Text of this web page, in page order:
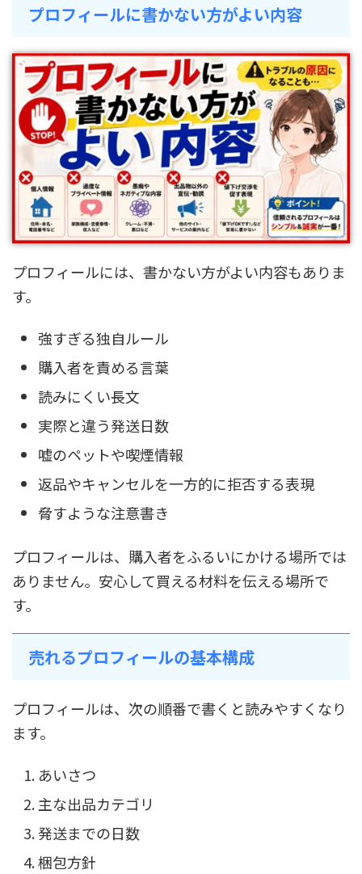
プロフィールに書かない方がよい内容
プロフィールには、書かない方がよい内容もありま
す。
強すぎる独自ルール
購入者を責める言葉
読みにくい長文
実際と違う発送日数
嘘のペットや喫煙情報
返品やキャンセルを一方的に拒否する表現
脅すような注意書き
プロフィールは、購入者をふるいにかける場所では
ありません。安心して買える材料を伝える場所で
す。
売れるプロフィールの基本構成
プロフィールは、次の順番で書くと読みやすくなり
ます。
あいさつ
主な出品カテゴリ
発送までの日数
梱包方針